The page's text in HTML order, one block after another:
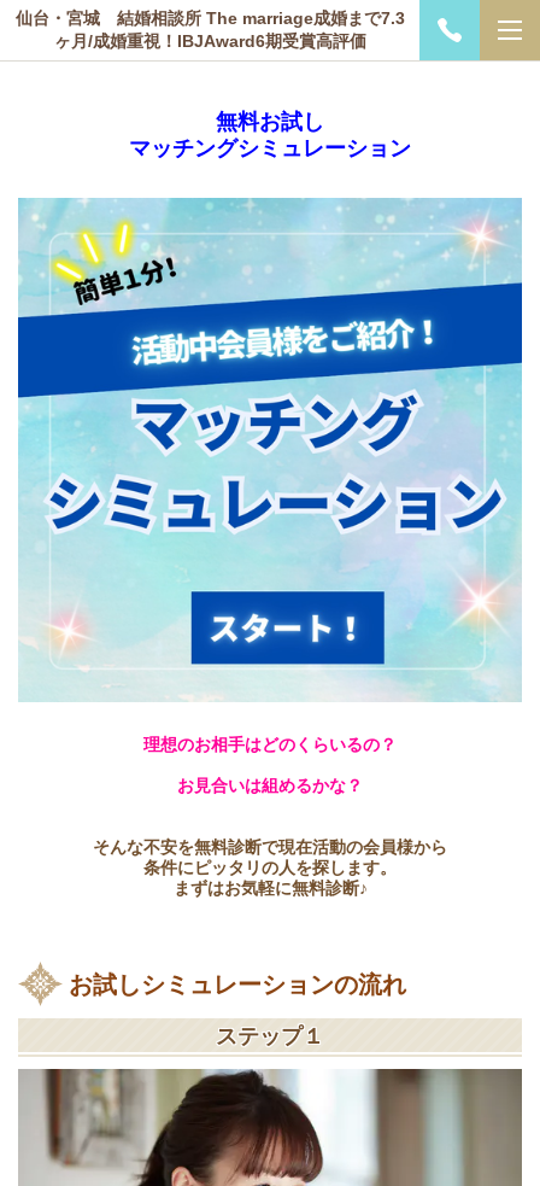
仙台・宮城 結婚相談所 The marriage成婚まで7.3
ヶ月/成婚重視！IBJAward6期受賞高評価
無料お試し
マッチングシミュレーション
理想のお相手はどのくらいるの？
お見合いは組めるかな？
そんな不安を無料診断で現在活動の会員様から
条件にピッタリの人を探します。
まずはお気軽に無料診断♪
お試しシミュレーションの流れ
ステップ１